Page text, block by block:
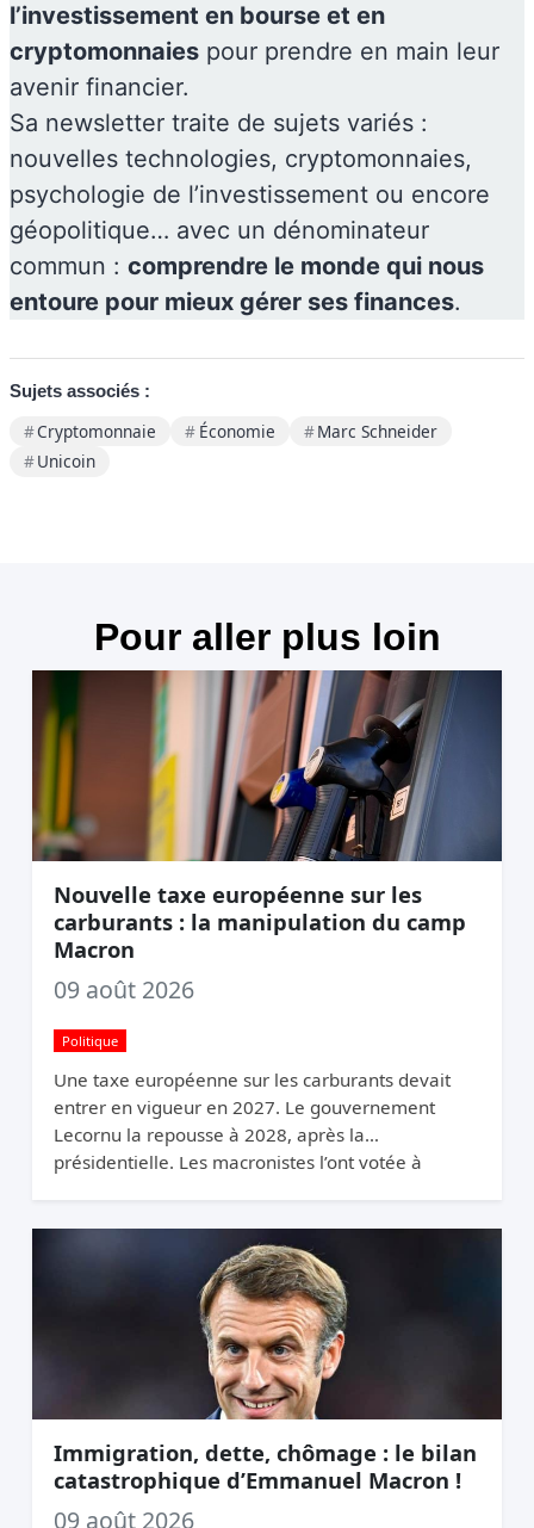
l’investissement en bourse et en
cryptomonnaies pour prendre en main leur
avenir financier.
Sa newsletter traite de sujets variés :
nouvelles technologies, cryptomonnaies,
psychologie de l’investissement ou encore
géopolitique… avec un dénominateur
commun : comprendre le monde qui nous
entoure pour mieux gérer ses finances.
Sujets associés :
Cryptomonnaie Économie
Marc Schneider
Unicoin
Pour aller plus loin
Nouvelle taxe européenne sur les
carburants : la manipulation du camp
Macron
09 août 2026
Politique
Une taxe européenne sur les carburants devait
entrer en vigueur en 2027. Le gouvernement
Lecornu la repousse à 2028, après la
présidentielle. Les macronistes l’ont votée à
Immigration, dette, chômage : le bilan
catastrophique d’Emmanuel Macron !
09 août 2026